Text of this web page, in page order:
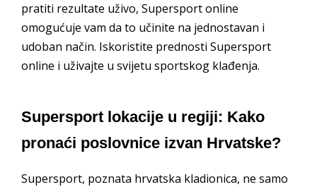
pratiti rezultate uživo, Supersport online
omogućuje vam da to učinite na jednostavan i
udoban način. Iskoristite prednosti Supersport
online i uživajte u svijetu sportskog klađenja.
Supersport lokacije u regiji: Kako
pronaći poslovnice izvan Hrvatske?
Supersport, poznata hrvatska kladionica, ne samo